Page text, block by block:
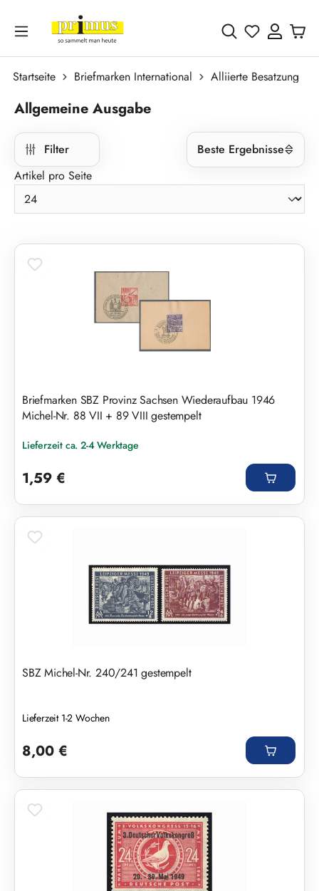
Zum Hauptinhalt springen
Du hast 0
Startseite Briefmarken International Alliierte Besatzung
Allgemeine Ausgabe
Filter
Beste Ergebnisse
Artikel pro Seite
Briefmarken SBZ Provinz Sachsen Wiederaufbau 1946
Michel-Nr. 88 VII + 89 VIII gestempelt
Lieferzeit ca. 2-4 Werktage
1,59 €
SBZ Michel-Nr. 240/241 gestempelt
Lieferzeit 1-2 Wochen
8,00 €